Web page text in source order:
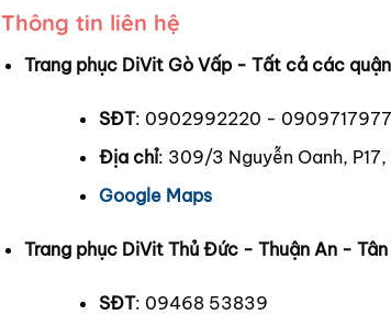
Thông tin liên hệ
Trang phục DiVit Gò Vấp - Tất cả các quận
SĐT: 0902992220 - 0909717977
Địa chỉ: 309/3 Nguyễn Oanh, P17,
Google Maps
Trang phục DiVit Thủ Đức - Thuận An -
SĐT: 09468 53839